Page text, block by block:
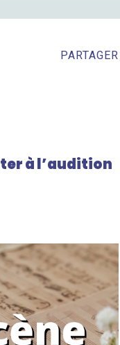
PARTAGER
à l’audition